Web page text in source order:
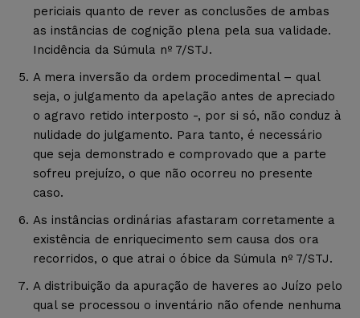
periciais quanto de rever as conclusões de ambas
as instâncias de cognição plena pela sua validade.
Incidência da Súmula nº 7/STJ.
A mera inversão da ordem procedimental – qual
seja, o julgamento da apelação antes de apreciado
o agravo retido interposto -, por si só, não conduz à
nulidade do julgamento. Para tanto, é necessário
que seja demonstrado e comprovado que a parte
sofreu prejuízo, o que não ocorreu no presente
caso.
As instâncias ordinárias afastaram corretamente a
existência de enriquecimento sem causa dos ora
recorridos, o que atrai o óbice da Súmula nº 7/STJ.
A distribuição da apuração de haveres ao Juízo pelo
qual se processou o inventário não ofende nenhuma